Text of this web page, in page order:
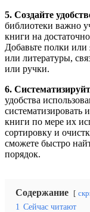
5. Создайте
библиотеки важно
книги на
Добавьте полки
или литературы,
или ручки.
6.
удобства
систематизировать
книги по мере их
сортировку и
сможете быстро
порядок.
Содержание
1 Сейчас читают